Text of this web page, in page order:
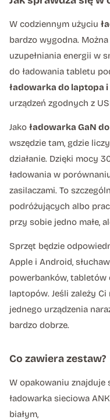
W codziennym użyciu
bardzo wygodna.
uzupełniania energii w
do ładowania tabletu
ładowarka do laptopa
urządzeń zgodnych z
Jako ładowarka GaN
wszędzie tam, gdzie
działanie. Dzięki mocy
ładowania w
zasilaczami. To
podróżujących albo
przy sobie jedno małe,
Sprzęt będzie
Apple i Android,
powerbanków,
laptopów. Jeśli zależy
jednego urządzenia
bardzo dobrze.
Co zawiera zestaw?
W opakowaniu znajduje
ładowarka sieciowa
białym,